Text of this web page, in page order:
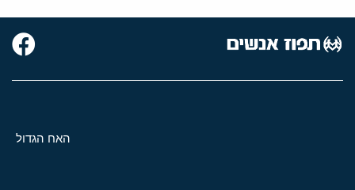
האח הגדול